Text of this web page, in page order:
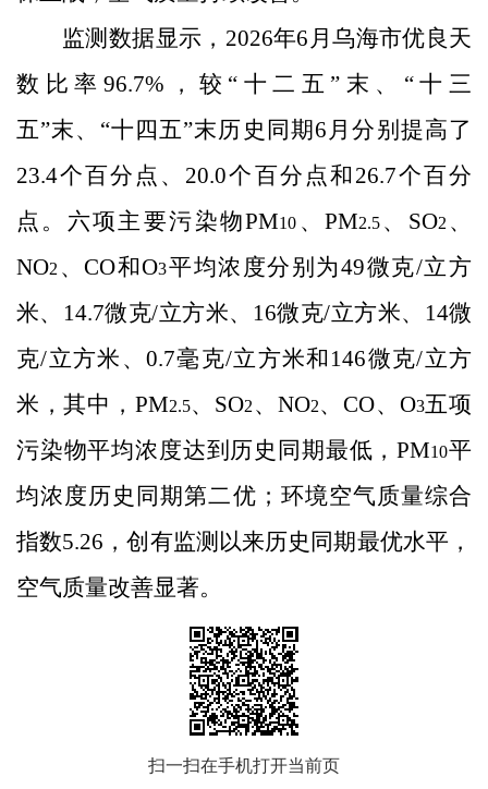
监测数据显示， 2026年6 月乌海市优良天
数比率 96.7% ，较“十二五”末、“十三
五”末、“十四五”末历史同期6 月分别提高了
23.4个百分点、 20.0个百分点和 26.7个百分
点。 六项主要污染物PM10 、PM2.5、SO2 、
NO2 、CO和O3平均浓度分别为49微克/立方
米、 14.7微克/立方米、 16微克/立方米、 14微
克/立方米、 0.7毫克/立方米和 146微克/立方
米 ，其中， PM2.5、 SO2 、 NO2、CO、 O3五项
污染物平均浓度达到历史同期最低，PM10平
均浓度历史同期第二优； 环境空气质量综合
指数5.26 ，创有监测以来历史同期最优水平，
空气质量改善显著。
扫一扫在手机打开当前页